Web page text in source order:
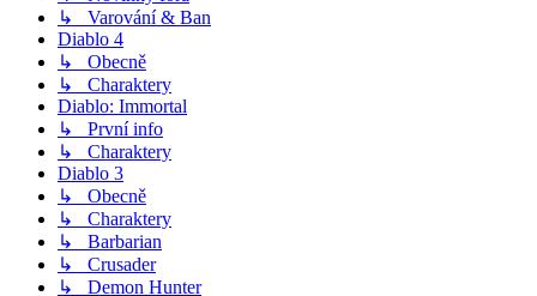
↳ Varování & Ban
Diablo 4
↳ Obecně
↳ Charaktery
Diablo: Immortal
↳ První info
↳ Charaktery
Diablo 3
↳ Obecně
↳ Charaktery
↳ Barbarian
↳ Crusader
↳ Demon Hunter